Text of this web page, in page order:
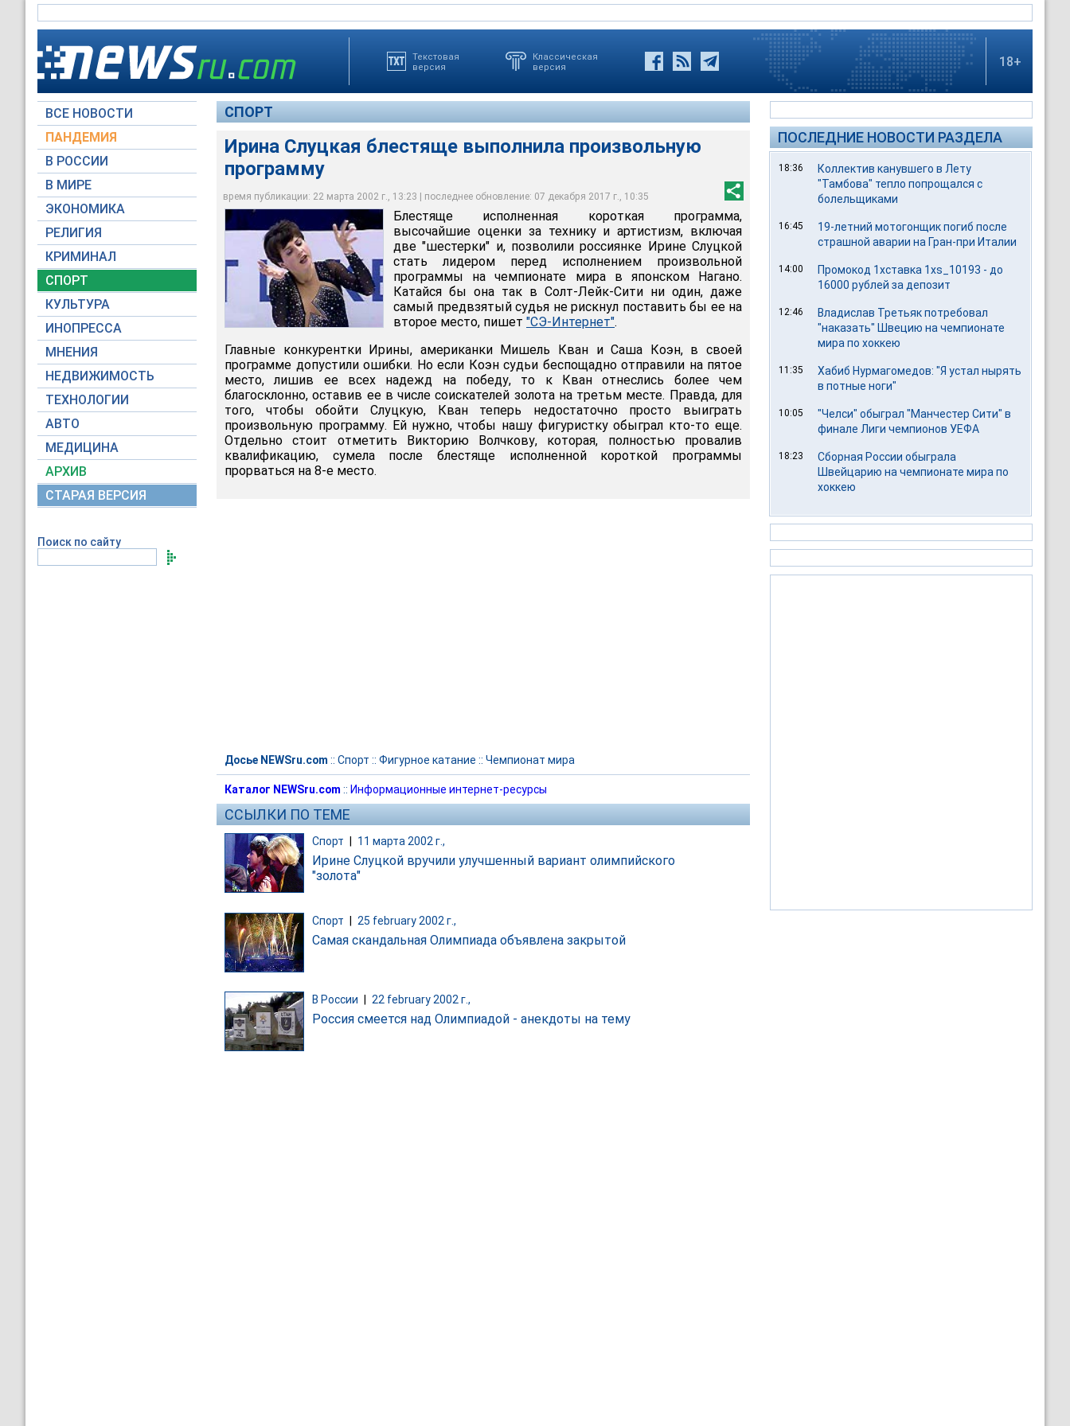
Текстовая
версия
Классическая
версия
18+
ВСЕ НОВОСТИ
ПАНДЕМИЯ
В РОССИИ
В МИРЕ
ЭКОНОМИКА
РЕЛИГИЯ
КРИМИНАЛ
СПОРТ
КУЛЬТУРА
ИНОПРЕССА
МНЕНИЯ
НЕДВИЖИМОСТЬ
ТЕХНОЛОГИИ
АВТО
МЕДИЦИНА
АРХИВ
СТАРАЯ ВЕРСИЯ
Поиск по сайту
СПОРТ
Ирина Слуцкая блестяще выполнила произвольную
программу
время публикации: 22 марта 2002 г., 13:23 | последнее обновление: 07 декабря 2017 г., 10:35
Ирина Слуцкая блестяще выполнила произвольную программу
Архив NTVRU.com
Блестяще исполненная короткая программа,
высочайшие оценки за технику и артистизм, включая
две "шестерки" и, позволили россиянке Ирине Слуцкой
стать лидером перед исполнением произвольной
программы на чемпионате мира в японском Нагано.
Катайся бы она так в Солт-Лейк-Сити ни один, даже
самый предвзятый судья не рискнул поставить бы ее на
второе место, пишет "СЭ-Интернет".
Главные конкурентки Ирины, американки Мишель Кван и Саша Коэн, в своей
программе допустили ошибки. Но если Коэн судьи беспощадно отправили на пятое
место, лишив ее всех надежд на победу, то к Кван отнеслись более чем
благосклонно, оставив ее в числе соискателей золота на третьм месте. Правда, для
того, чтобы обойти Слуцкую, Кван теперь недостаточно просто выиграть
произвольную программу. Ей нужно, чтобы нашу фигуристку обыграл кто-то еще.
Отдельно стоит отметить Викторию Волчкову, которая, полностью провалив
квалификацию, сумела после блестяще исполненной короткой программы
прорваться на 8-е место.
Досье NEWSru.com :: Спорт :: Фигурное катание :: Чемпионат мира
Каталог NEWSru.com :: Информационные интернет-ресурсы
ССЫЛКИ ПО ТЕМЕ
Спорт 11 марта 2002 г.,
Ирине Слуцкой вручили улучшенный вариант олимпийского
"золота"
Спорт 25 february 2002 г.,
Самая скандальная Олимпиада объявлена закрытой
В России 22 february 2002 г.,
Россия смеется над Олимпиадой - анекдоты на тему
ПОСЛЕДНИЕ НОВОСТИ РАЗДЕЛА
18:36
Коллектив канувшего в Лету
"Тамбова" тепло попрощался с
болельщиками
16:45
19-летний мотогонщик погиб после
страшной аварии на Гран-при Италии
14:00
Промокод 1хставка 1xs_10193 - до
16000 рублей за депозит
12:46
Владислав Третьяк потребовал
"наказать" Швецию на чемпионате
мира по хоккею
11:35
Хабиб Нурмагомедов: "Я устал нырять
в потные ноги"
10:05
"Челси" обыграл "Манчестер Сити" в
финале Лиги чемпионов УЕФА
18:23
Сборная России обыграла
Швейцарию на чемпионате мира по
хоккею